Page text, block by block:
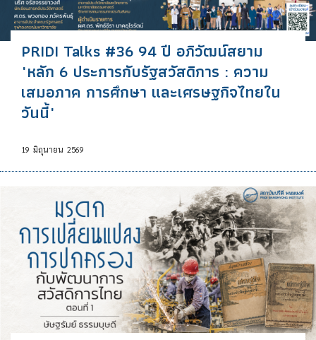
PRIDI Talks #36 94 ปี อภิวัฒน์สยาม
"หลัก 6 ประการกับรัฐสวัสดิการ : ความ
เสมอภาค การศึกษา และเศรษฐกิจไทยใน
วันนี้"
19 มิถุนายน 2569